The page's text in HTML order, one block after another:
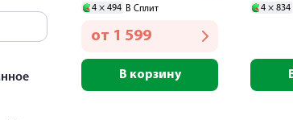
4 × 494 В Сплит
от 1 599
В корзину
4 × 834